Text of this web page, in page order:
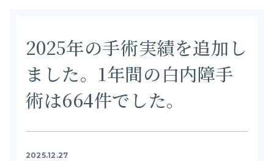
2025年の手術実績を追加し
ました。1年間の白内障手
術は664件でした。
2025.12.27